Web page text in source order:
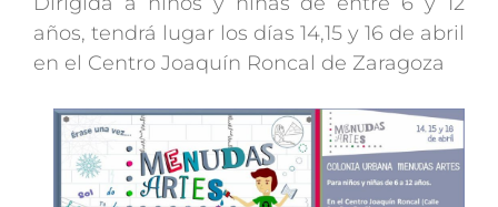
años, tendrá lugar los días 14,15 y 16 de abril
en el Centro Joaquín Roncal de Zaragoza